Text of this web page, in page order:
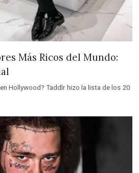
Más Ricos del Mundo:
Hollywood? Taddlr hizo la lista de los 20